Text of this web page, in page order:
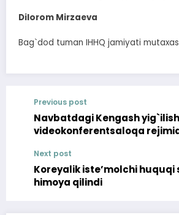
Dilorom Mirzaeva
Bag`dod tuman IHHQ jamiyati
Previous post
Navbatdagi Kengash
videokonferentsaloqa
Next post
Koreyalik isteʼmolchi huquqi
himoya qilindi